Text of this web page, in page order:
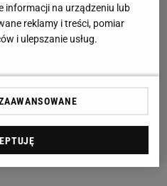
informacji na urządzeniu lub
reklamy i treści, pomiar
i ulepszanie usług.